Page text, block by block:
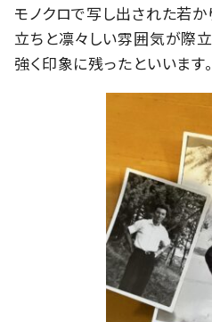
モノクロで写し出された若
立ちと凛々しい雰囲気が際立
強く印象に残ったといいます。